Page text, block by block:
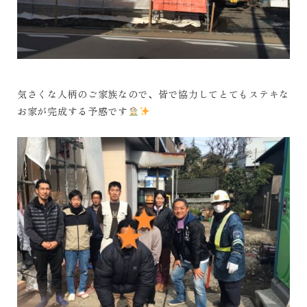
気さくな人柄のご家族なので、皆で協力してとてもステキな
お家が完成する予感です